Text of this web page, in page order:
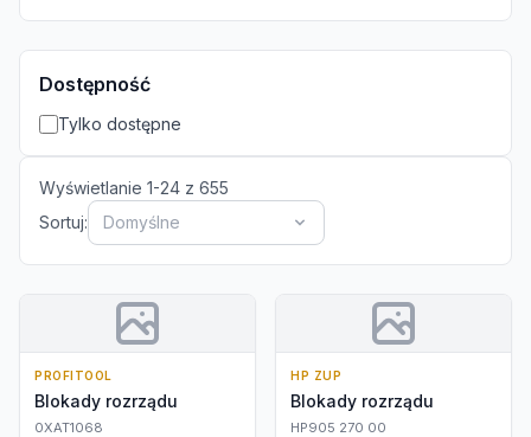
Dostępność
Tylko dostępne
Wyświetlanie 1-24 z 655
Sortuj:
Domyślne
PROFITOOL
Blokady rozrządu
0XAT1068
HP ZUP
Blokady rozrządu
HP905 270 00